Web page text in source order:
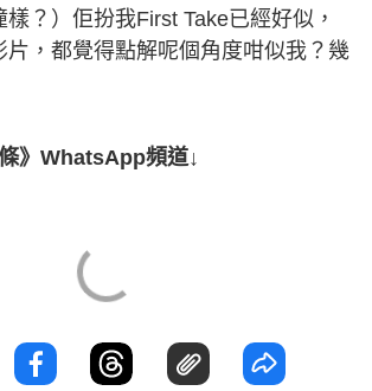
樣？）佢扮我First Take已經好似，
片，都覺得點解呢個角度咁似我？幾
》WhatsApp頻道↓